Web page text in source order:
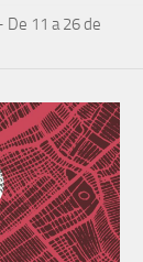
De 11 a 26 de